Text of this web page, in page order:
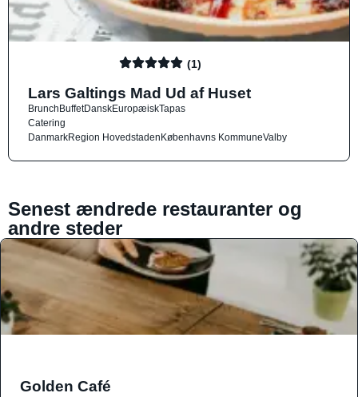
(1)
Lars Galtings Mad Ud af Huset
BrunchBuffetDanskEuropæiskTapas
Catering
DanmarkRegion HovedstadenKøbenhavns KommuneValby
Senest ændrede restauranter og
andre steder
Golden Café